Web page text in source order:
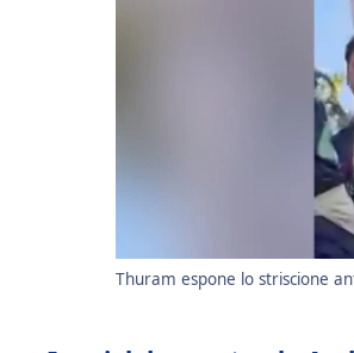
Thuram espone lo striscione